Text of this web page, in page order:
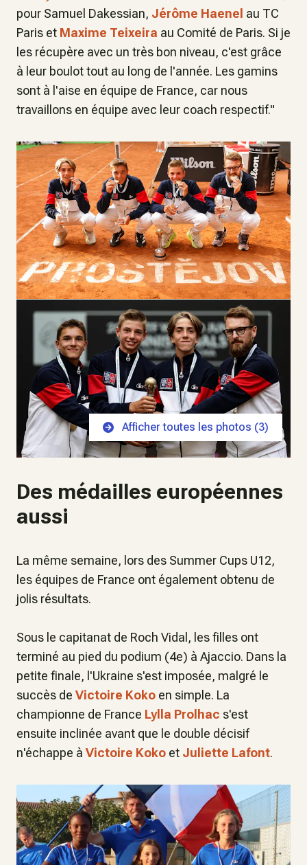
pour Samuel Dakessian, Jérôme Haenel au TC
Paris et Maxime Teixeira au Comité de Paris. Si je
les récupère avec un très bon niveau, c'est grâce
à leur boulot tout au long de l'année. Les gamins
sont à l'aise en équipe de France, car nous
travaillons en équipe avec leur coach respectif."
Afficher toutes les photos (3)
Des médailles européennes
aussi
La même semaine, lors des Summer Cups U12,
les équipes de France ont également obtenu de
jolis résultats.
Sous le capitanat de Roch Vidal, les filles ont
terminé au pied du podium (4e) à Ajaccio. Dans la
petite finale, l'Ukraine s'est imposée, malgré le
succès de Victoire Koko en simple. La
championne de France Lylla Prolhac s'est
ensuite inclinée avant que le double décisif
n'échappe à Victoire Koko et Juliette Lafont.